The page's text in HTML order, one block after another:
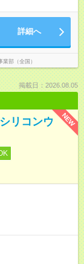
詳細へ
部（全国）
掲載日：2026.08.05
NEW
リコンウ